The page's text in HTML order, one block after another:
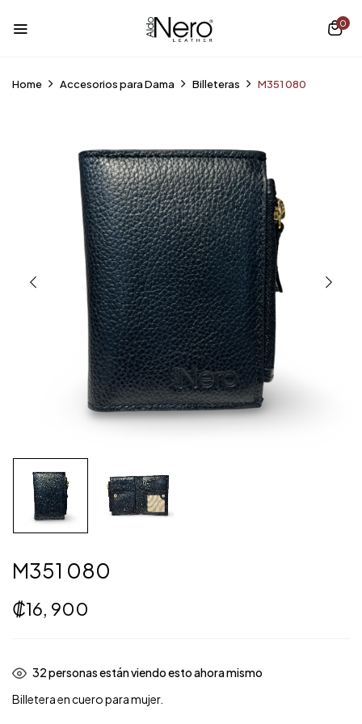
0
Home Accesorios para Dama Billeteras M351 080
M351 080
₡16, 900
35personas están viendo esto ahora mismo
Billetera en cuero para mujer.